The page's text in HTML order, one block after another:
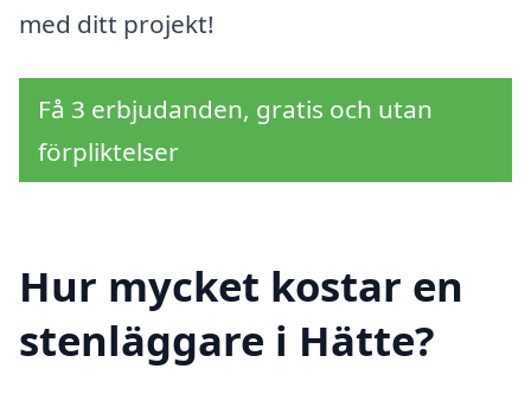
med ditt projekt!
Få 3 erbjudanden, gratis och utan
förpliktelser
Hur mycket kostar en
stenläggare i Hätte?